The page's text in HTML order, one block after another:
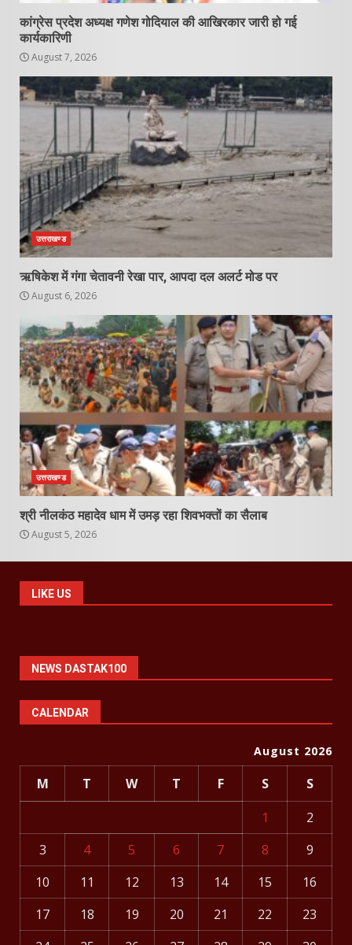
कांग्रेस प्रदेश अध्यक्ष गणेश गोदियाल की आखिरकार जारी हो गई
कार्यकारिणी
August 7, 2026
उत्तराखण्ड
ऋषिकेश में गंगा चेतावनी रेखा पार, आपदा दल अलर्ट मोड पर
August 6, 2026
उत्तराखण्ड
श्री नीलकंठ महादेव धाम में उमड़ रहा शिवभक्तों का सैलाब
August 5, 2026
LIKE US
NEWS DASTAK100
CALENDAR
August 2026
M T W T F S
S
1
2
3
4 5 6 7 8
9
10
11 12 13 14 15
16
17
18 19 20 21 22
23